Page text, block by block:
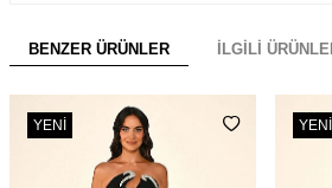
BENZER ÜRÜNLER İLGILI
YENI YENI